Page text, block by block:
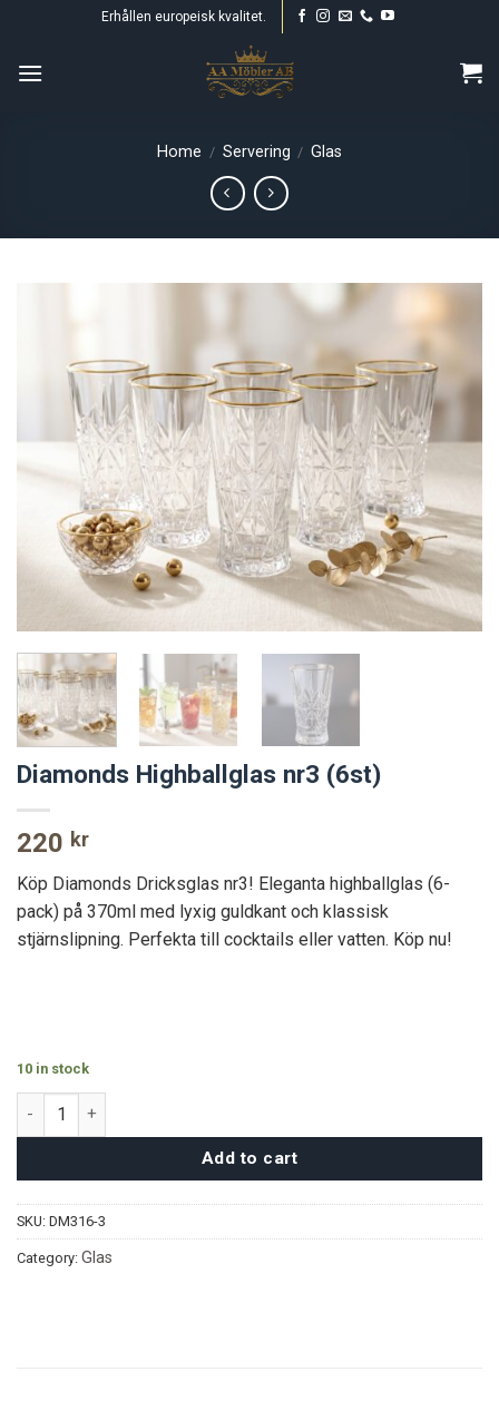
content
Erhållen europeisk kvalitet.
Home / Servering / Glas
Diamonds Highballglas nr3 (6st)
220 kr
Köp Diamonds Dricksglas nr3! Eleganta highballglas (6-
pack) på 370ml med lyxig guldkant och klassisk
stjärnslipning. Perfekta till cocktails eller vatten. Köp nu!
10 in stock
Diamonds Highballglas nr3 (6st) quantity
Add to cart
SKU: DM316-3
Category: Glas